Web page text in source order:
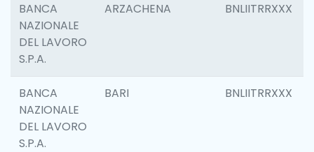
BANCA
NAZIONALE
DEL LAVORO
S.P.A.
ARZACHENA BNLIITRRXXX
BANCA
NAZIONALE
DEL LAVORO
S.P.A.
BARI BNLIITRRXXX